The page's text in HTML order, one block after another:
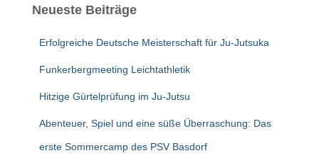
h
Neueste Beiträge
Erfolgreiche Deutsche Meisterschaft für Ju-Jutsuka
Funkerbergmeeting Leichtathletik
Hitzige Gürtelprüfung im Ju-Jutsu
Abenteuer, Spiel und eine süße Überraschung: Das
erste Sommercamp des PSV Basdorf